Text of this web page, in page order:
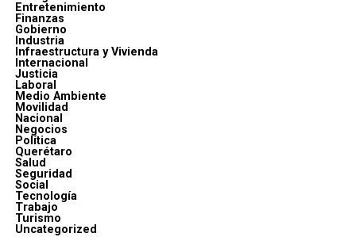
Entretenimiento
Finanzas
Gobierno
Industria
Infraestructura y Vivienda
Internacional
Justicia
Laboral
Medio Ambiente
Movilidad
Nacional
Negocios
Política
Querétaro
Salud
Seguridad
Social
Tecnología
Trabajo
Turismo
Uncategorized